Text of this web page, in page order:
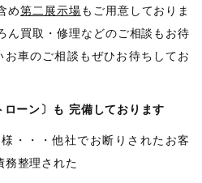
め第二展示場もご用意しておりま
ん買取・修理などのご相談もお待
車のご相談もぜひお待ちしてお
ローン〕も 完備しております
・・・他社でお断りされたお客
整理された